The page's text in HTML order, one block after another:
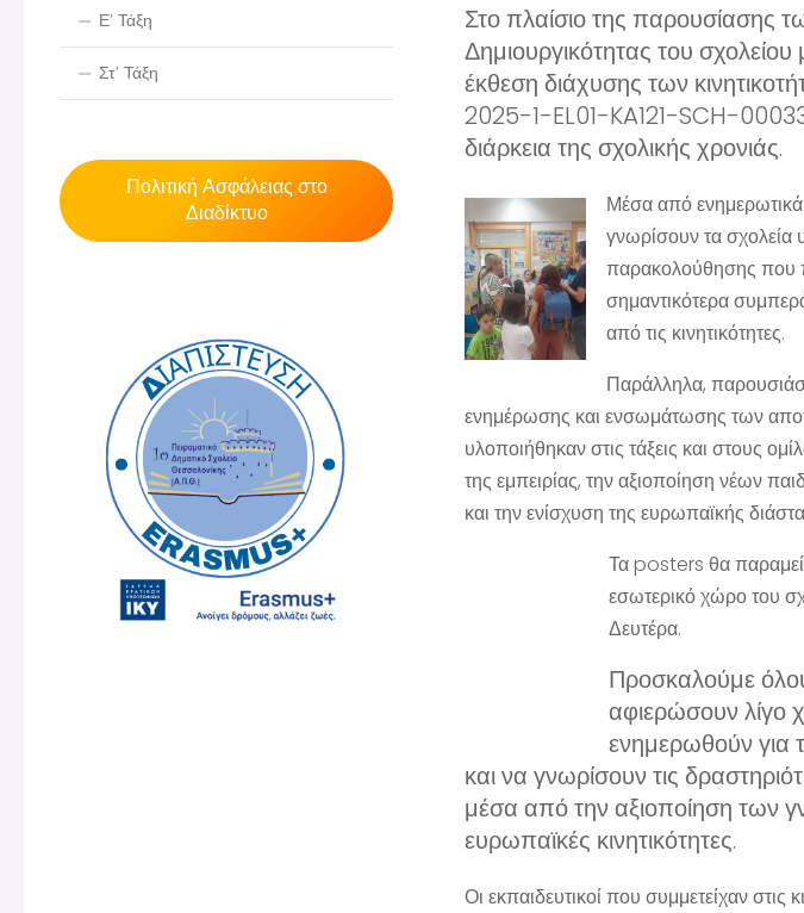
Στο πλαίσιο της παρουσίασης
Δημιουργικότητας του
έκθεση διάχυσης των
2025-1-EL01-KA121-SCH-
διάρκεια της σχολικής χρονιάς.
Μέσα από ενημερωτικά
γνωρίσουν τα σχολεία
παρακολούθησης που
σημαντικότερα
από τις κινητικότητες.
Παράλληλα,
ενημέρωσης και ενσωμάτωσης των
υλοποιήθηκαν στις τάξεις και στους
της εμπειρίας, την αξιοποίηση νέων
και την ενίσχυση της ευρωπαϊκής
Τα posters θα
εσωτερικό χώρο του
Δευτέρα.
Προσκαλούμε
αφιερώσουν λίγο
ενημερωθούν για
και να γνωρίσουν τις
μέσα από την αξιοποίηση των
ευρωπαϊκές κινητικότητες.
Οι εκπαιδευτικοί που συμμετείχαν στις
Ε’ Τάξη
Στ’ Τάξη
Πολιτική Ασφάλειας στο
Διαδίκτυο